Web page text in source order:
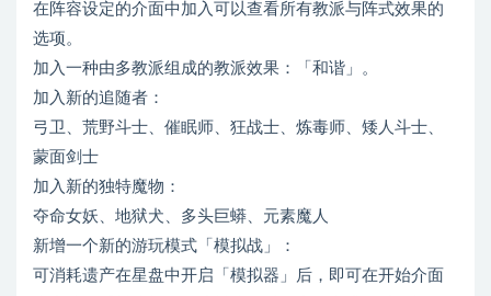
在阵容设定的介面中加入可以查看所有教派与阵式效果的
选项。
加入一种由多教派组成的教派效果：「和谐」。
加入新的追随者：
弓卫、荒野斗士、催眠师、狂战士、炼毒师、矮人斗士、
蒙面剑士
加入新的独特魔物：
夺命女妖、地狱犬、多头巨蟒、元素魔人
新增一个新的游玩模式「模拟战」：
可消耗遗产在星盘中开启「模拟器」后，即可在开始介面